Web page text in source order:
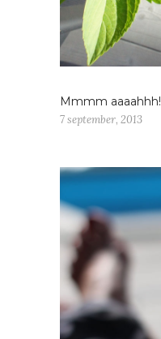
Mmmm aaaahhh!
7 september, 2013